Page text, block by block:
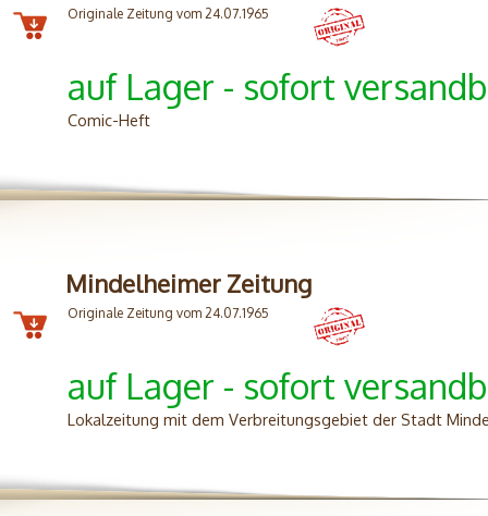
Originale Zeitung vom 24.07.1965
auf Lager - sofort
Comic-Heft
Mindelheimer Zeitung
Originale Zeitung vom 24.07.1965
auf Lager - sofort
Lokalzeitung mit dem Verbreitungsgebiet der Stadt